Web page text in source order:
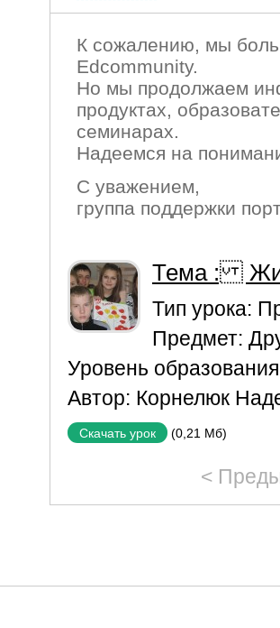
К сожалению, мы
Edcommunity.
Но мы продолжаем
продуктах,
семинарах.
Надеемся на
С уважением,
группа поддержки
Тема :
Тип урока:
Предмет:
Уровень
Автор: Корнелюк
Скачать урок (0,21 Мб)
<